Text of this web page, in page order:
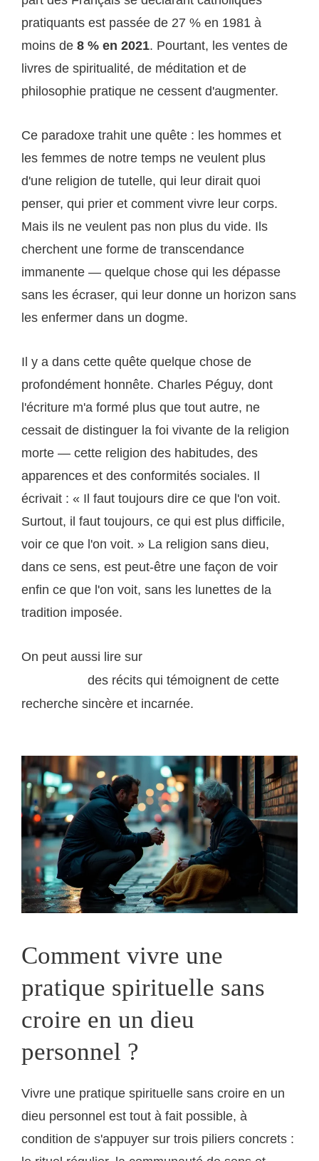
pratiquants est passée de 27 % en 1981 à
moins de 8 % en 2021. Pourtant, les ventes de
livres de spiritualité, de méditation et de
philosophie pratique ne cessent d'augmenter.
Ce paradoxe trahit une quête : les hommes et
les femmes de notre temps ne veulent plus
d'une religion de tutelle, qui leur dirait quoi
penser, qui prier et comment vivre leur corps.
Mais ils ne veulent pas non plus du vide. Ils
cherchent une forme de transcendance
immanente — quelque chose qui les dépasse
sans les écraser, qui leur donne un horizon sans
les enfermer dans un dogme.
Il y a dans cette quête quelque chose de
profondément honnête. Charles Péguy, dont
l'écriture m'a formé plus que tout autre, ne
cessait de distinguer la foi vivante de la religion
morte — cette religion des habitudes, des
apparences et des conformités sociales. Il
écrivait : « Il faut toujours dire ce que l'on voit.
Surtout, il faut toujours, ce qui est plus difficile,
voir ce que l'on voit. » La religion sans dieu,
dans ce sens, est peut-être une façon de voir
enfin ce que l'on voit, sans les lunettes de la
tradition imposée.
On peut aussi lire sur
des récits qui témoignent de cette
recherche sincère et incarnée.
Comment vivre une
pratique spirituelle sans
croire en un dieu
personnel ?
Vivre une pratique spirituelle sans croire en un
dieu personnel est tout à fait possible, à
condition de s'appuyer sur trois piliers concrets :